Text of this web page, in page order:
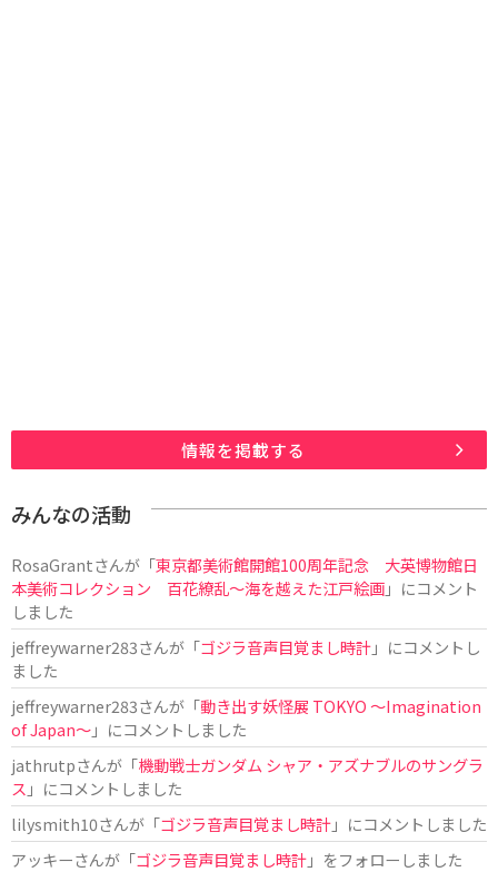
情報を掲載する
みんなの活動
RosaGrantさんが「東京都美術館開館100周年記念 大英博物館日
本美術コレクション 百花繚乱～海を越えた江戸絵画」にコメント
しました
jeffreywarner283さんが「ゴジラ音声目覚まし時計」にコメントし
ました
jeffreywarner283さんが「動き出す妖怪展 TOKYO 〜Imagination
of Japan〜」にコメントしました
jathrutpさんが「機動戦士ガンダム シャア・アズナブルのサングラ
ス 」にコメントしました
lilysmith10さんが「ゴジラ音声目覚まし時計」にコメントしました
アッキーさんが「ゴジラ音声目覚まし時計」をフォローしました